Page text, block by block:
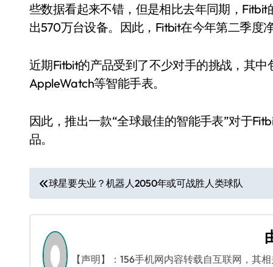
些数据看起来不错，但是相比去年同期，
出570万台设备。因此，Fitbit在今年第二季度
近期Fitbit的产品受到了不少对手的挑战，其
AppleWatch等智能手表。
因此，推出一款“全球最佳的智能手表”对于
品。
文
章
导
航
球星要失业？机器人2050年或可战胜人类球队
【声明】：156手机网内容转载自互联网，其